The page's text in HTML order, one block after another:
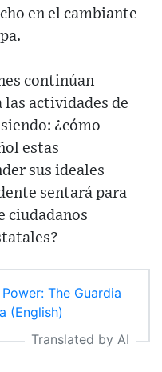
en el cambiante
continúan
actividades de
¿cómo
estas
sus ideales
sentará para
ciudadanos
The Guardia
(English)
Translated by AI